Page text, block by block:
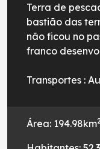
Terra de
bastião das
não ficou no
franco
Transportes :
Área: 194.98km